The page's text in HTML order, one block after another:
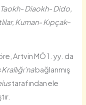
Diaokh- Dido,
Kuman- Kıpçak–
Artvin MÖ 1. yy. da
bağlanmış
tarafından ele